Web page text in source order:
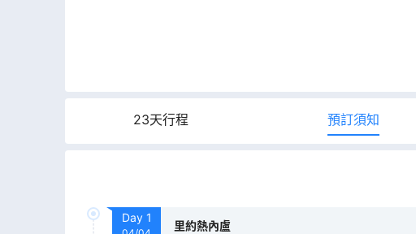
23天行程 預訂須知
Day 1
里約熱內盧